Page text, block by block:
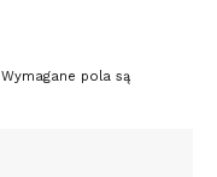
Wymagane pola są